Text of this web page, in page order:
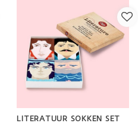
LITERATUUR SOKKEN SET